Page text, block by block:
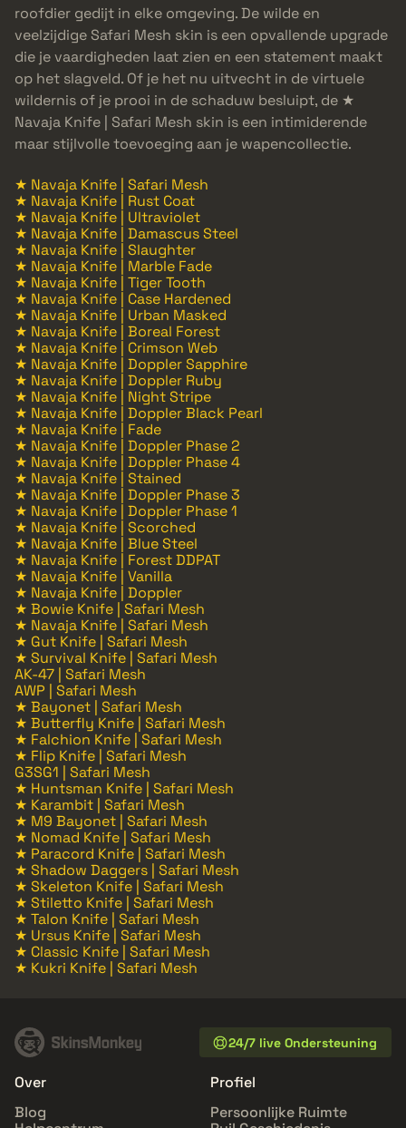
roofdier gedijt in elke omgeving. De wilde en
veelzijdige Safari Mesh skin is een opvallende upgrade
die je vaardigheden laat zien en een statement maakt
op het slagveld. Of je het nu uitvecht in de virtuele
wildernis of je prooi in de schaduw besluipt, de ★
Navaja Knife | Safari Mesh skin is een intimiderende
maar stijlvolle toevoeging aan je wapencollectie.
★ Navaja Knife | Safari Mesh
★ Navaja Knife | Rust Coat
★ Navaja Knife | Ultraviolet
★ Navaja Knife | Damascus Steel
★ Navaja Knife | Slaughter
★ Navaja Knife | Marble Fade
★ Navaja Knife | Tiger Tooth
★ Navaja Knife | Case Hardened
★ Navaja Knife | Urban Masked
★ Navaja Knife | Boreal Forest
★ Navaja Knife | Crimson Web
★ Navaja Knife | Doppler Sapphire
★ Navaja Knife | Doppler Ruby
★ Navaja Knife | Night Stripe
★ Navaja Knife | Doppler Black Pearl
★ Navaja Knife | Fade
★ Navaja Knife | Doppler Phase 2
★ Navaja Knife | Doppler Phase 4
★ Navaja Knife | Stained
★ Navaja Knife | Doppler Phase 3
★ Navaja Knife | Doppler Phase 1
★ Navaja Knife | Scorched
★ Navaja Knife | Blue Steel
★ Navaja Knife | Forest DDPAT
★ Navaja Knife | Vanilla
★ Navaja Knife | Doppler
★ Bowie Knife | Safari Mesh
★ Navaja Knife | Safari Mesh
★ Gut Knife | Safari Mesh
★ Survival Knife | Safari Mesh
AK-47 | Safari Mesh
AWP | Safari Mesh
★ Bayonet | Safari Mesh
★ Butterfly Knife | Safari Mesh
★ Falchion Knife | Safari Mesh
★ Flip Knife | Safari Mesh
G3SG1 | Safari Mesh
★ Huntsman Knife | Safari Mesh
★ Karambit | Safari Mesh
★ M9 Bayonet | Safari Mesh
★ Nomad Knife | Safari Mesh
★ Paracord Knife | Safari Mesh
★ Shadow Daggers | Safari Mesh
★ Skeleton Knife | Safari Mesh
★ Stiletto Knife | Safari Mesh
★ Talon Knife | Safari Mesh
★ Ursus Knife | Safari Mesh
★ Classic Knife | Safari Mesh
★ Kukri Knife | Safari Mesh
24/7 live Ondersteuning
Over
Blog
Profiel
Persoonlijke Ruimte